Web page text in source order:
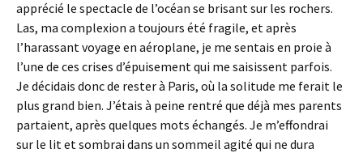
apprécié le spectacle de l’océan se brisant sur les rochers.
Las, ma complexion a toujours été fragile, et après
l’harassant voyage en aéroplane, je me sentais en proie à
l’une de ces crises d’épuisement qui me saisissent parfois.
Je décidais donc de rester à Paris, où la solitude me ferait le
plus grand bien. J’étais à peine rentré que déjà mes parents
partaient, après quelques mots échangés. Je m’effondrai
sur le lit et sombrai dans un sommeil agité qui ne dura